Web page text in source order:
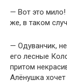
— Вот это
же, в таком
— Одуванчик,
его лесные
притом
Алёнушка